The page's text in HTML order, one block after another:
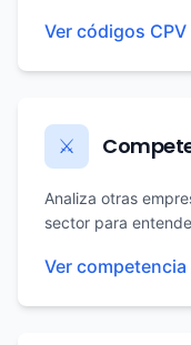
Ver códigos CPV
⚔️
Analiza otras
sector para
Ver competencia